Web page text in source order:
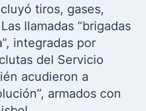
tiros, gases,
llamadas “brigadas
integradas por
del Servicio
acudieron a
armados con